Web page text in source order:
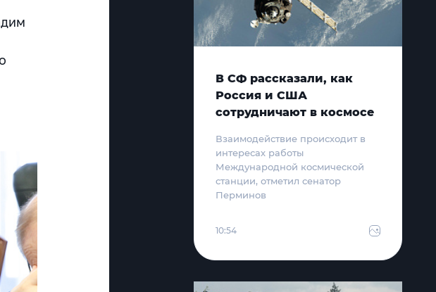
В СФ рассказали, как
Россия и США
сотрудничают в космосе
Взаимодействие происходит в
интересах работы
Международной космической
станции, отметил сенатор
Перминов
10:54